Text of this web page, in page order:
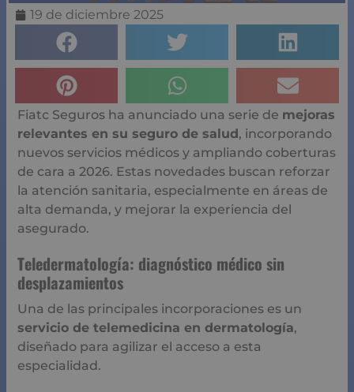
19 de diciembre 2025
Fiatc Seguros ha anunciado una serie de mejoras
relevantes en su seguro de salud , incorporando
nuevos servicios médicos y ampliando coberturas
de cara a 2026. Estas novedades buscan reforzar
la atención sanitaria, especialmente en áreas de
alta demanda, y mejorar la experiencia del
asegurado.
Teledermatología: diagnóstico médico sin
desplazamientos
Una de las principales incorporaciones es un
servicio de telemedicina en dermatología,
diseñado para agilizar el acceso a esta
especialidad.